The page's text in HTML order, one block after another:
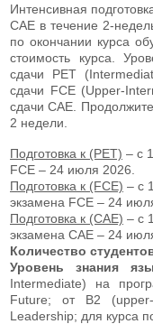
Интенсивная
CAE в течение 2-
по окончании курса
стоимость курса.
сдачи PET
сдачи FCE (Upper-
сдачи CAE.
2 недели.
Подготовка к (PET) – с
FCE – 24 июля 2026.
Подготовка к (FCE) – с
экзамена FCE – 24
Подготовка к (CAE) – с
экзамена CAE – 24
Количество
Уровень знания
Intermediate) на
Future; от В2
Leadership; для курса